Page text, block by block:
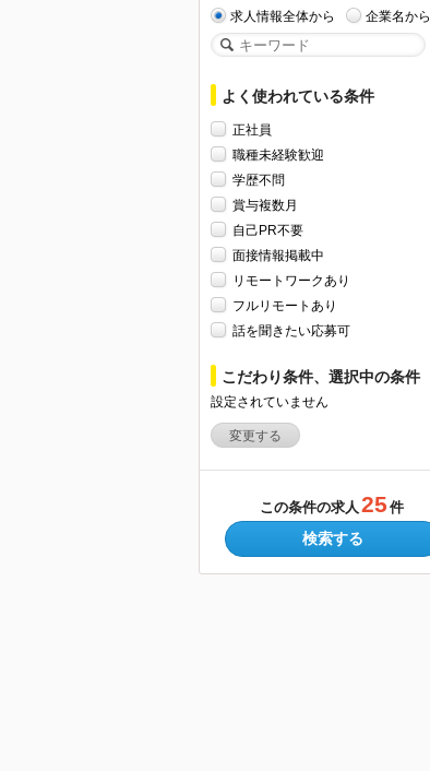
求人情報全体から 企業名から
よく使われている条件
正社員
職種未経験歓迎
学歴不問
賞与複数月
自己PR不要
面接情報掲載中
リモートワークあり
フルリモートあり
話を聞きたい応募可
こだわり条件、選択中の条件
設定されていません
変更する
この条件の求人 25 件
検索する